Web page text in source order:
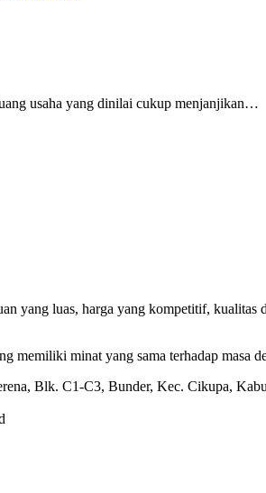
usaha yang dinilai cukup menjanjikan…
yang luas, harga yang kompetitif,
memiliki minat yang sama terhadap masa
Blk. C1-C3, Bunder, Kec. Cikupa,